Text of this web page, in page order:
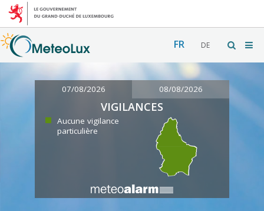
FR DE
07/08/2026 08/08/2026
VIGILANCES
Aucune vigilance
particulière